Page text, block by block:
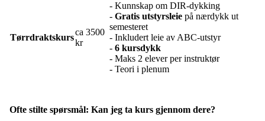
Tørrdraktskurs
ca 3500
kr
- Kunnskap om DIR-dykking
- Gratis utstyrsleie på nærdykk ut
semesteret
- Inkludert leie av ABC-utstyr
- 6 kursdykk
- Maks 2 elever per instruktør
- Teori i plenum
Ofte stilte spørsmål: Kan jeg ta kurs gjennom dere?